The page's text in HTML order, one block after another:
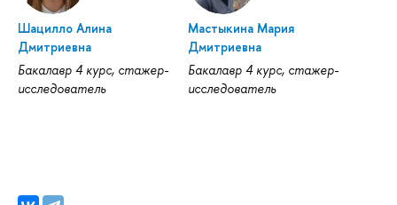
Шацилло Алина
Дмитриевна
Бакалавр 4 курс, стажер-
исследователь
Мастыкина Мария
Дмитриевна
Бакалавр 4 курс, стажер-
исследователь